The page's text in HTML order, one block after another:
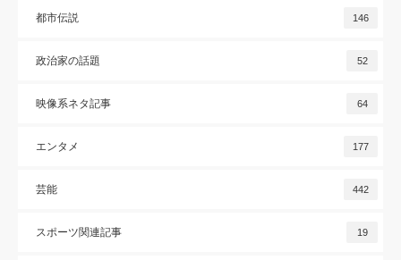
都市伝説 146
政治家の話題 52
映像系ネタ記事 64
エンタメ 177
芸能 442
スポーツ関連記事 19